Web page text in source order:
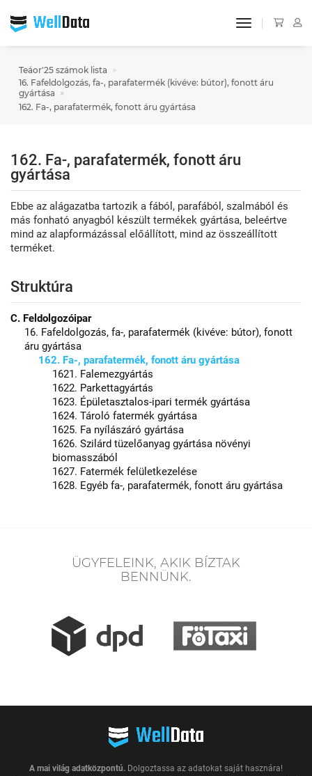
toggle
Teáor'25 számok lista
16. Fafeldolgozás, fa-, parafatermék (kivéve: bútor), fonott áru
gyártása
162. Fa-, parafatermék, fonott áru gyártása
162. Fa-, parafatermék, fonott áru
gyártása
Ebbe az alágazatba tartozik a fából, parafából, szalmából és
más fonható anyagból készült termékek gyártása, beleértve
mind az alapformázással előállított, mind az összeállított
terméket.
Struktúra
C. Feldolgozóipar
16. Fafeldolgozás, fa-, parafatermék (kivéve: bútor), fonott
áru gyártása
162. Fa-, parafatermék, fonott áru gyártása
1621. Falemezgyártás
1622. Parkettagyártás
1623. Épületasztalos-ipari termék gyártása
1624. Tároló fatermék gyártása
1625. Fa nyílászáró gyártása
1626. Szilárd tüzelőanyag gyártása növényi
biomasszából
1627. Fatermék felületkezelése
1628. Egyéb fa-, parafatermék, fonott áru gyártása
ÜGYFELEINK, AKIK BÍZTAK
BENNÜNK.
A mai világ adatközpontú. Dolgoztassa az adatokat saját hasznára!